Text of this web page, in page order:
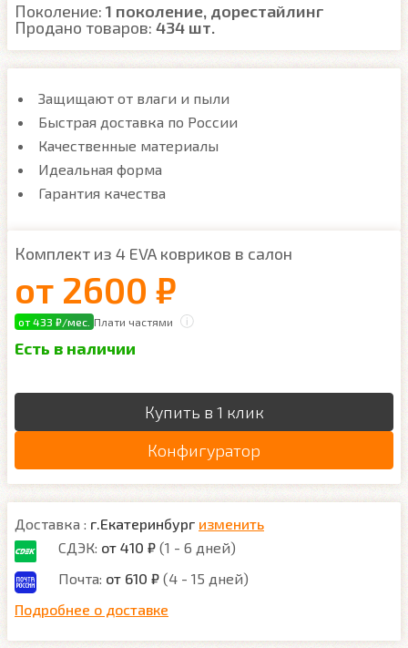
Поколение: 1 поколение, дорестайлинг
Продано товаров: 434 шт.
Защищают от влаги и пыли
Быстрая доставка по России
Качественные материалы
Идеальная форма
Гарантия качества
Комплект из 4 EVA ковриков в салон
от 2600 ₽
от 433 ₽/мес. Плати частями
Есть в наличии
Купить в 1 клик
Конфигуратор
Доставка : г.Екатеринбург изменить
СДЭК: от 410 ₽ (1 - 6 дней)
Почта: от 610 ₽ (4 - 15 дней)
Подробнее о доставке